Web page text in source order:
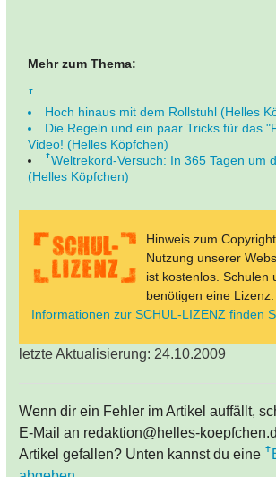
Mehr zum Thema:
Hoch hinaus mit dem Rollstuhl (Helles
Die Regeln und ein paar Tricks für das
Video! (Helles Köpfchen)
Weltrekord-Versuch: In 365 Tagen um
(Helles Köpfchen)
Hinweis zum
Nutzung unserer
ist kostenlos. Schulen
benötigen eine Lizenz.
Informationen zur SCHUL-LIZENZ finden
letzte Aktualisierung: 24.10.2009
Wenn dir ein Fehler im Artikel auffällt,
E-Mail an redaktion@helles-
Artikel gefallen? Unten kannst du eine